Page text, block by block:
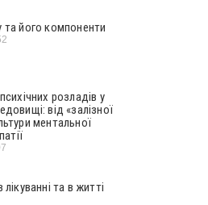
його компоненти
розладів у
від «залізної
ментальної
та в житті